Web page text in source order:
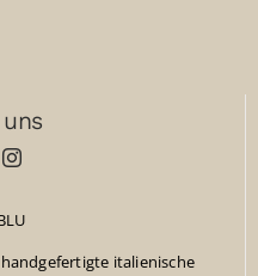
italienische